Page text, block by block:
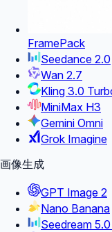
FramePack
Seedance 2.0
Wan 2.7
Kling 3.0
MiniMax H3
Gemini Omni
Grok Imagine
画像生成
GPT Image 2
Nano Banana
Seedream